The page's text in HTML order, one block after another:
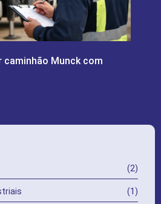
caminhão Munck com
(2)
(1)